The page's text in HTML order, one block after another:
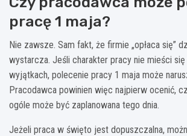
pracę 1 maja?
Nie zawsze. Sam fakt, że firmie „opłaca się”
wystarcza. Jeśli charakter pracy nie mieści
wyjątkach, polecenie pracy 1 maja może
Pracodawca powinien więc najpierw ocenić,
ogóle może być zaplanowana tego dnia.
Jeżeli praca w święto jest dopuszczalna,